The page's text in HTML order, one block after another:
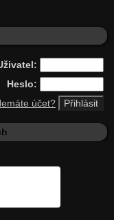
Heslo:
účet?